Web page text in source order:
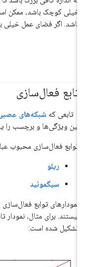
خیلی کوچک باشد، ممکن
باشد. اگر فضای عمل
تابع فعال‌سازی
#مبانی
تابعی که شبکه‌های
بین ویژگی‌ها و برچسب را
توابع فعال‌سازی محبوب
ریلو
سیگموئید
نمودارهای توابع
تشکیل شده است: